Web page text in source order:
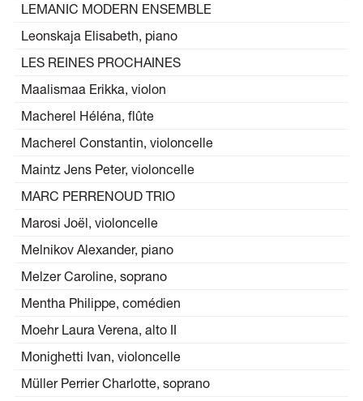
LEMANIC MODERN ENSEMBLE
Leonskaja Elisabeth, piano
LES REINES PROCHAINES
Maalismaa Erikka, violon
Macherel Héléna, flûte
Macherel Constantin, violoncelle
Maintz Jens Peter, violoncelle
MARC PERRENOUD TRIO
Marosi Joël, violoncelle
Melnikov Alexander, piano
Melzer Caroline, soprano
Mentha Philippe, comédien
Moehr Laura Verena, alto II
Monighetti Ivan, violoncelle
Müller Perrier Charlotte, soprano